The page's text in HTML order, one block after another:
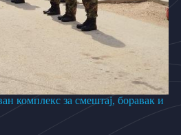
комплекс за смештај, боравак и